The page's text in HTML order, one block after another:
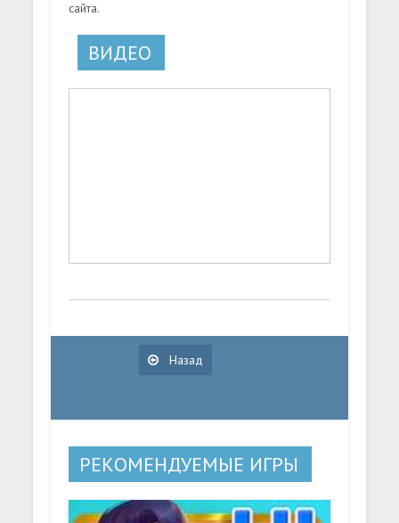
сайта.
ВИДЕО
Назад
РЕКОМЕНДУЕМЫЕ ИГРЫ